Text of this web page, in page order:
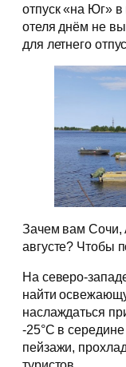
отпуск «на Юг»
отеля днём не
для летнего
Зачем вам Сочи,
августе? Чтобы
На северо-
найти
наслаждаться
-25°C в
пейзажи,